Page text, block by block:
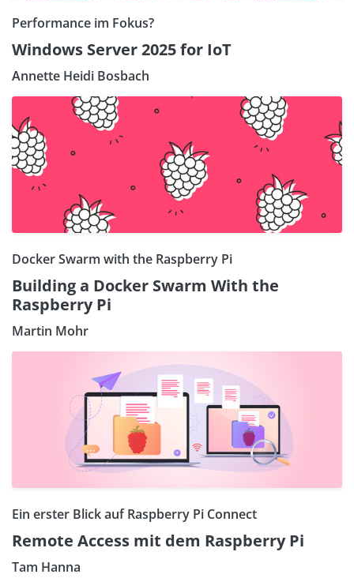
Performance im Fokus?
Windows Server 2025 for IoT
Annette Heidi Bosbach
Docker Swarm with the Raspberry Pi
Building a Docker Swarm With the
Raspberry Pi
Martin Mohr
Ein erster Blick auf Raspberry Pi Connect
Remote Access mit dem Raspberry Pi
Tam Hanna